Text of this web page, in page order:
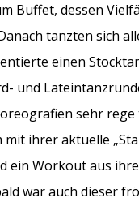
Buffet, dessen
tanzten sich
einen
und
sehr
ihrer aktuelle
ein Workout aus
war auch dieser